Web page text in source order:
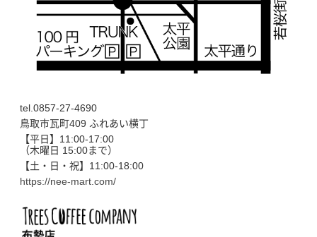
tel.0857-27-4690
鳥取市瓦町409 ふれあい横丁
【平日】11:00-17:00
（木曜日 15:00まで）
【土・日・祝】11:00-18:00
https://nee-mart.com/